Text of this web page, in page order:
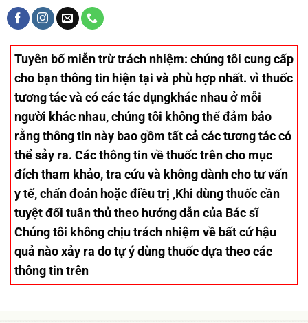
Tuyên bố miễn trừ trách nhiệm: chúng tôi cung cấp
cho bạn thông tin hiện tại và phù hợp nhất. vì thuốc
tương tác và có các tác dụngkhác nhau ở mỗi
người khác nhau, chúng tôi không thể đảm bảo
rằng thông tin này bao gồm tất cả các tương tác có
thể sảy ra. Các thông tin về thuốc trên cho mục
đích tham khảo, tra cứu và không dành cho tư vấn
y tế, chẩn đoán hoặc điều trị ,Khi dùng thuốc cần
tuyệt đối tuân thủ theo hướng dẫn của Bác sĩ
Chúng tôi không chịu trách nhiệm về bất cứ hậu
quả nào xảy ra do tự ý dùng thuốc dựa theo các
thông tin trên